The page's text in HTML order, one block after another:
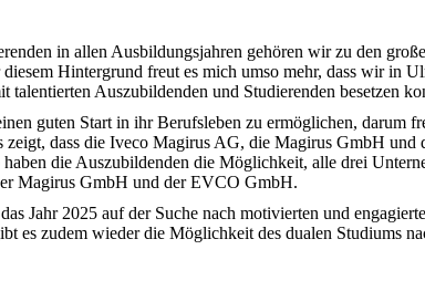
in allen Ausbildungsjahren gehören wir zu den
Hintergrund freut es mich umso mehr, dass wir in
Auszubildenden und Studierenden besetzen
guten Start in ihr Berufsleben zu ermöglichen, darum
dass die Iveco Magirus AG, die Magirus GmbH
die Auszubildenden die Möglichkeit, alle drei
Magirus GmbH und der EVCO GmbH.
2025 auf der Suche nach motivierten und
es zudem wieder die Möglichkeit des dualen Studiums